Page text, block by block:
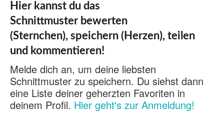
Hier kannst du das
Schnittmuster bewerten
(Sternchen), speichern (Herzen), teilen
und kommentieren!
Melde dich an, um deine liebsten
Schnittmuster zu speichern. Du siehst dann
eine Liste deiner geherzten Favoriten in
deinem Profil. Hier geht's zur Anmeldung!